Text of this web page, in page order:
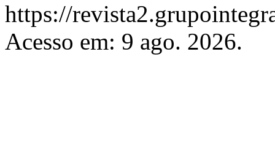
https://
Acesso em: 9 ago. 2026.